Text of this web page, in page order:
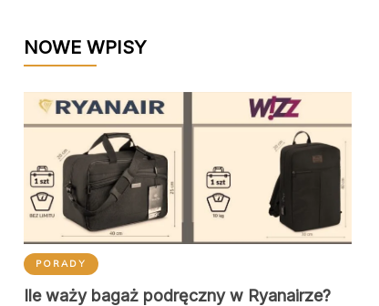
NOWE WPISY
PORADY
Ile waży bagaż podręczny w Ryanairze?